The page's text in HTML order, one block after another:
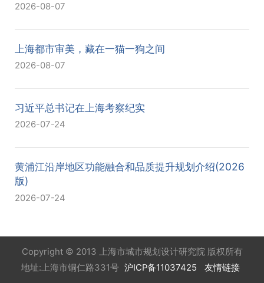
2026-08-07
上海都市审美，藏在一猫一狗之间
2026-08-07
习近平总书记在上海考察纪实
2026-07-24
黄浦江沿岸地区功能融合和品质提升规划介绍(2026
版)
2026-07-24
Copyright © 2013 上海市城市规划设计研究院 版权所有
地址:上海市铜仁路331号 沪ICP备11037425 友情链接